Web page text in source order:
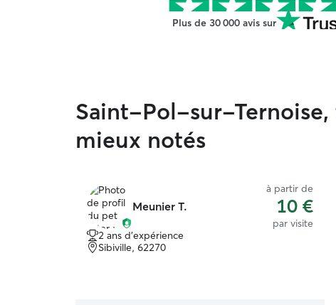
Plus de 30 000 avis sur
Saint-Pol-sur-Ternoise,
mieux notés
Meunier T.
à partir de
10 €
par visite
2 ans d'expérience
Sibiville, 62270